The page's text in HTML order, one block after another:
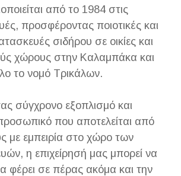
από το 1984 στις
προσφέροντας ποιοτικές και
σιδήρου σε οικίες και
χώρους στην Καλαμπάκα και
το νομό Τρικάλων.
σύγχρονο εξοπλισμό και
προσωπικό που αποτελείται από
με εμπειρία στο χώρο των
η επιχείρησή μας μπορεί να
φέρει σε πέρας ακόμα και την